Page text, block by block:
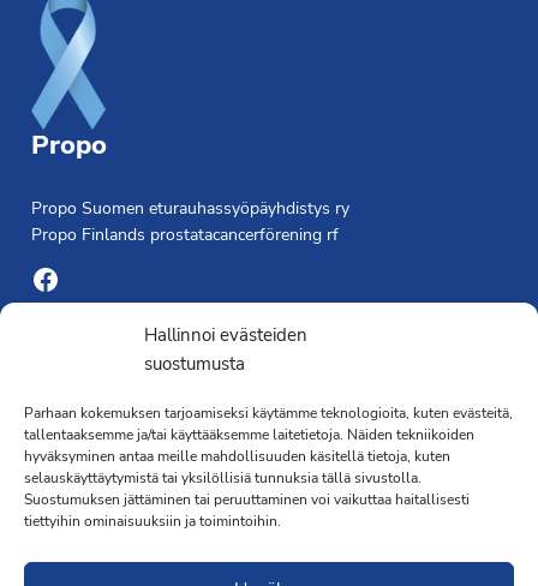
Hallinnoi evästeiden
suostumusta
Parhaan kokemuksen tarjoamiseksi käytämme teknologioita, kuten evästeitä,
tallentaaksemme ja/tai käyttääksemme laitetietoja. Näiden tekniikoiden
hyväksyminen antaa meille mahdollisuuden käsitellä tietoja, kuten
selauskäyttäytymistä tai yksilöllisiä tunnuksia tällä sivustolla.
Suostumuksen jättäminen tai peruuttaminen voi vaikuttaa haitallisesti
tiettyihin ominaisuuksiin ja toimintoihin.
Propo
Propo Suomen eturauhassyöpäyhdistys ry
Propo Finlands prostatacancerförening rf
Facebook
Yhdistyksen toimisto
Laivapojankatu 3 C, 00180 Helsinki
toimisto@propo.fi
Saavutettavuusseloste »
Toiminnanjohtaja